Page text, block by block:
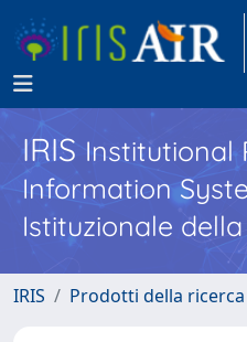
IRISInstitutional
Information
Istituzionale
IRIS Prodotti della ricerca